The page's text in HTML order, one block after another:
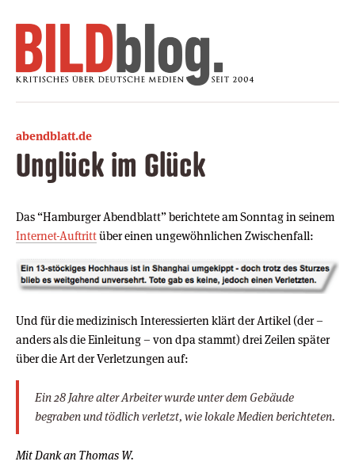
abendblatt.de
Unglück im Glück
Das “Hamburger Abendblatt” berichtete am Sonntag in seinem
Internet-Auftrittüber einen ungewöhnlichen Zwischenfall:
Und für die medizinisch Interessierten klärt der Artikel (der –
anders als die Einleitung – von dpa stammt) drei Zeilen später
über die Art der Verletzungen auf:
Ein 28 Jahre alter Arbeiter wurde unter dem Gebäude
begraben und tödlich verletzt, wie lokale Medien berichteten.
Mit Dank an Thomas W.